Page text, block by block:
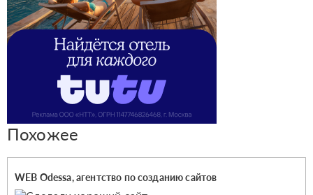
Похожее
WEB Odessa, агентство по созданию сайтов